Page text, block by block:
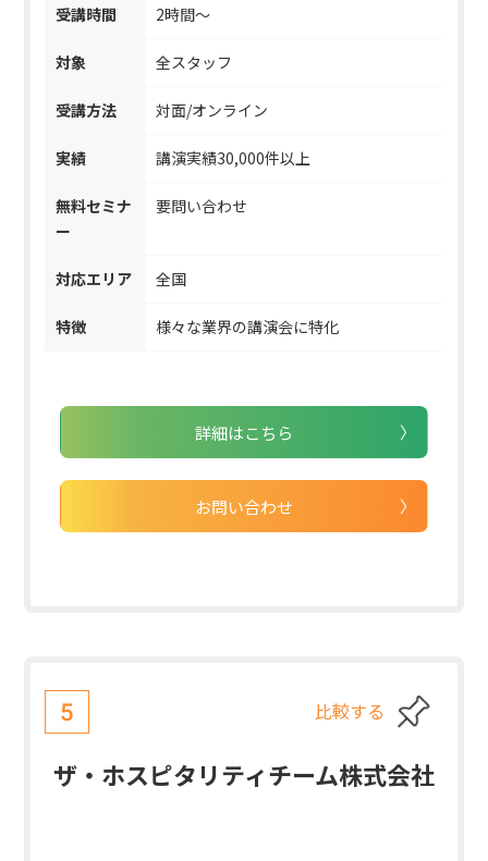
受講時間 2時間～
対象 全スタッフ
受講方法 対面/オンライン
実績 講演実績30,000件以上
無料セミナ
ー
要問い合わせ
対応エリア 全国
特徴 様々な業界の講演会に特化
詳細はこちら
お問い合わせ
5 比較する
ザ・ホスピタリティチーム株式会社